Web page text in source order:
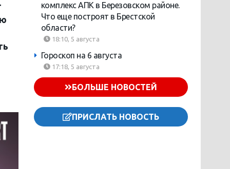
комплекс АПК в Березовском районе.
Что еще построят в Брестской
области?
18:10, 5 августа
Гороскоп на 6 августа
17:18, 5 августа
БОЛЬШЕ НОВОСТЕЙ
ПРИСЛАТЬ НОВОСТЬ